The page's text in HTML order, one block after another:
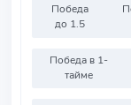
Победа
до 1.5
Победа в 1-
тайме